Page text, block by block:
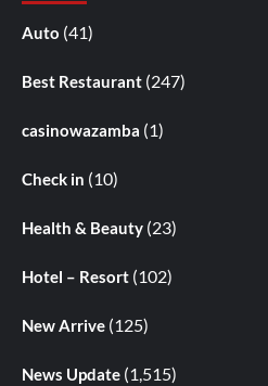
Auto (41)
Best Restaurant (247)
casinowazamba (1)
Check in (10)
Health & Beauty (23)
Hotel – Resort (102)
New Arrive (125)
News Update (1,515)